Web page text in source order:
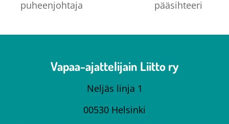
puheenjohtaja pääsihteeri
Vapaa-ajattelijain Liitto ry
Neljäs linja 1
00530 Helsinki